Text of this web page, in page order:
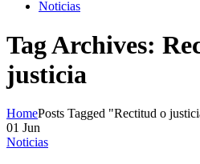
Noticias
Tag Archives:
justicia
HomePosts Tagged "Rectitud o
01 Jun
Noticias